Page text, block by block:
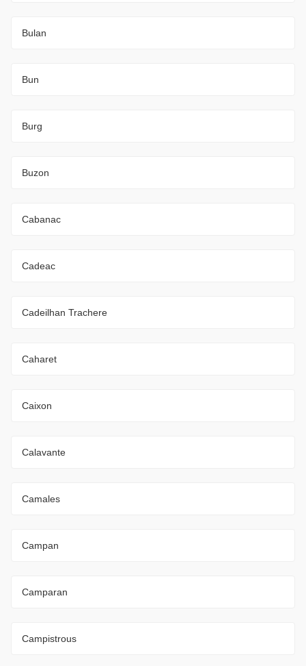
Bulan
Bun
Burg
Buzon
Cabanac
Cadeac
Cadeilhan Trachere
Caharet
Caixon
Calavante
Camales
Campan
Camparan
Campistrous